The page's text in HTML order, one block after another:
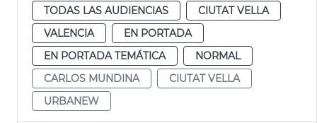
TODAS LAS AUDIENCIAS
CIUTAT VELLA
VALENCIA
EN PORTADA
EN PORTADA TEMÁTICA
NORMAL
CARLOS MUNDINA
CIUTAT VELLA
URBANEW